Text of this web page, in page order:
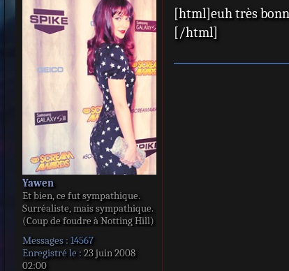
Yawen
Et bien, ce fut sympathique.
Surréaliste, mais sympathique.
(Coup de foudre à Notting Hill)
Messages : 14567
Enregistré le : 23 juin 2008
02:00
s
s
a
e
[html]euh très
[/html]